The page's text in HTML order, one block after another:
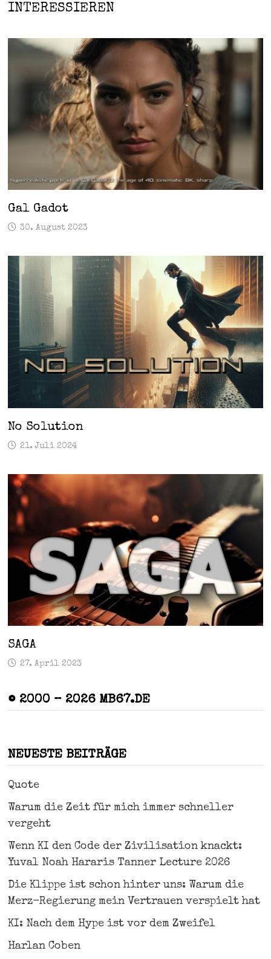
INTERESSIEREN
Gal Gadot
30. August 2023
No Solution
21. Juli 2024
SAGA
27. April 2023
© 2000 – 2026 MB67.DE
NEUESTE BEITRÄGE
Quote
Warum die Zeit für mich immer schneller
vergeht
Wenn KI den Code der Zivilisation knackt:
Yuval Noah Hararis Tanner Lecture 2026
Die Klippe ist schon hinter uns: Warum die
Merz-Regierung mein Vertrauen verspielt hat
KI: Nach dem Hype ist vor dem Zweifel
Harlan Coben